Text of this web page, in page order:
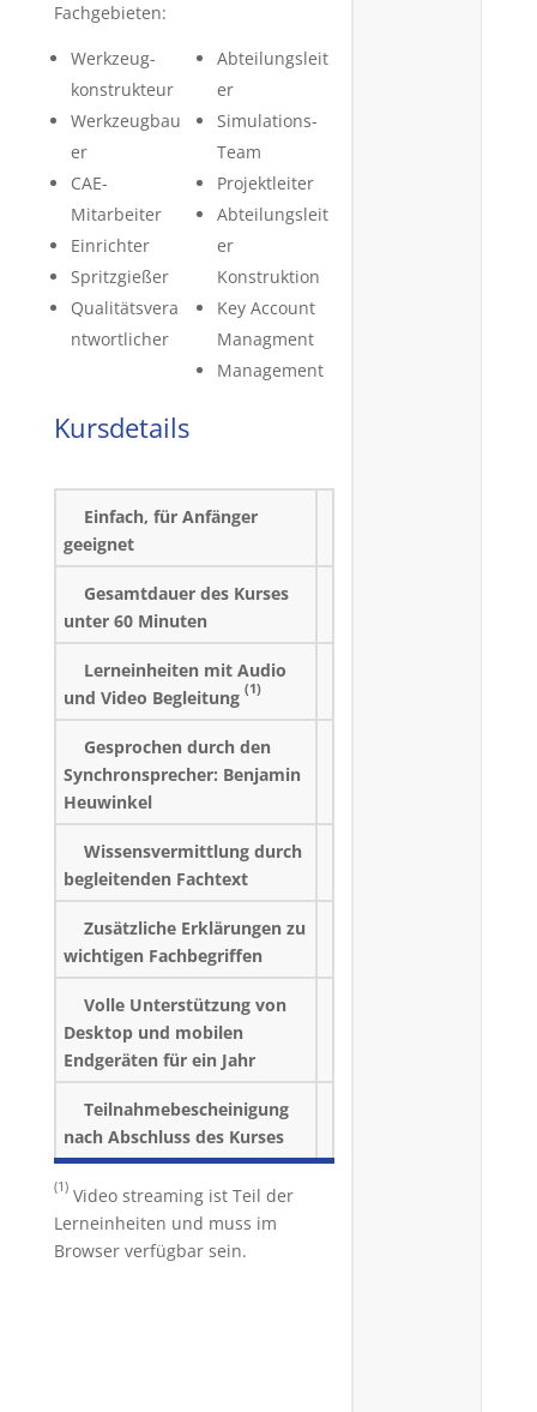
Fachgebieten:
Werkzeug-
konstrukteur
Werkzeugbau
er
CAE-
Mitarbeiter
Einrichter
Spritzgießer
Qualitätsvera
ntwortlicher
Abteilungsleit
er
Simulations-
Team
Projektleiter
Abteilungsleit
er
Konstruktion
Key Account
Managment
Management
Kursdetails
Einfach, für Anfänger
geeignet
Gesamtdauer des Kurses
unter 60 Minuten
Lerneinheiten mit Audio
und Video Begleitung (1)
Gesprochen durch den
Synchronsprecher: Benjamin
Heuwinkel
Wissensvermittlung durch
begleitenden Fachtext
Zusätzliche Erklärungen zu
wichtigen Fachbegriffen
Volle Unterstützung von
Desktop und mobilen
Endgeräten für ein Jahr
Teilnahmebescheinigung
nach Abschluss des Kurses
(1)Video streaming ist Teil der
Lerneinheiten und muss im
Browser verfügbar sein.